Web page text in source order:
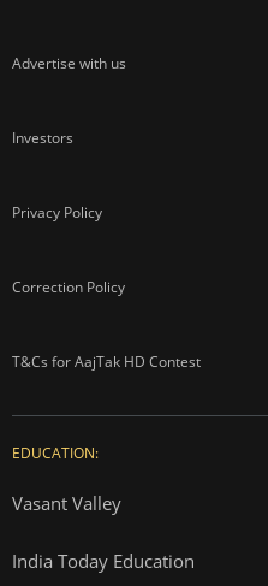
Advertise with us
Investors
Privacy Policy
Correction Policy
T&Cs for AajTak HD Contest
EDUCATION:
Vasant Valley
India Today Education